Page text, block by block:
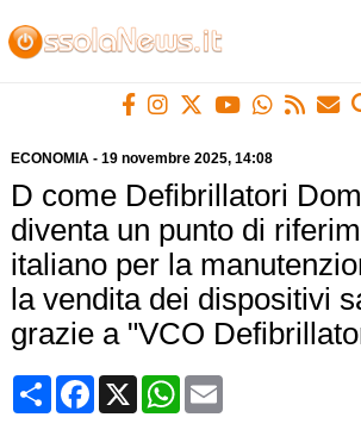
ECONOMIA- 19 novembre 2025, 14:08
D come Defibrillatori
diventa un punto di
italiano per la
la vendita dei dispositivi
grazie a "VCO
CondividiFacebook
X WhatsApp
Email